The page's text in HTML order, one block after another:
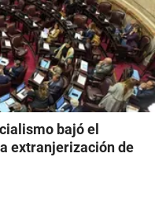
bajó el
extranjerización de